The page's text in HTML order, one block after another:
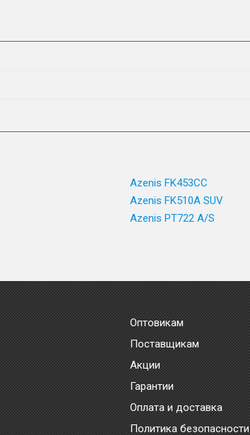
Azenis FK453CC
Azenis FK510A SUV
Azenis PT722 A/S
Оптовикам
Поставщикам
Акции
Гарантии
Оплата и доставка
Политика безопасности